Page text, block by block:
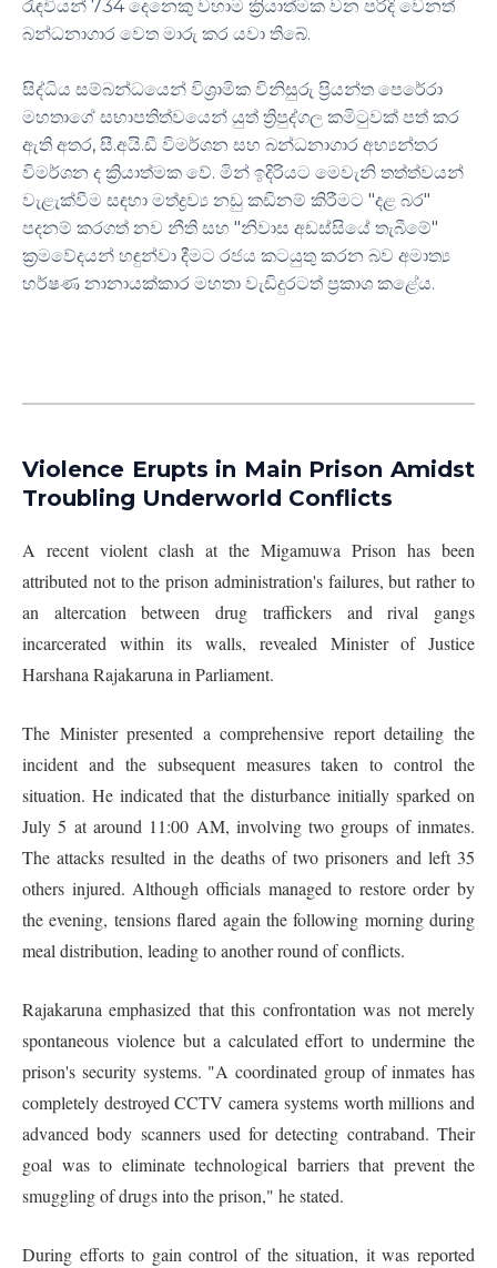
රැඳවියන් 734 දෙනෙකු වහාම ක්‍රියාත්මක වන පරිදි වෙනත්
බන්ධනාගාර වෙත මාරු කර යවා තිබේ.
සිද්ධිය සම්බන්ධයෙන් විශ්‍රාමික විනිසුරු ප්‍රියන්ත පෙරේරා
මහතාගේ සභාපතිත්වයෙන් යුත් ත්‍රිපුද්ගල කමිටුවක් පත් කර
ඇති අතර, සී.අයි.ඩී විමර්ශන සහ බන්ධනාගාර අභ්‍යන්තර
විමර්ශන ද ක්‍රියාත්මක වේ. මින් ඉදිරියට මෙවැනි තත්ත්වයන්
වැළැක්වීම සඳහා මත්ද්‍රව්‍ය නඩු කඩිනම් කිරීමට "දළ බර"
පදනම් කරගත් නව නීති සහ "නිවාස අඩස්සියේ තැබීමේ"
ක්‍රමවේදයන් හඳුන්වා දීමට රජය කටයුතු කරන බව අමාත්‍ය
හර්ෂණ නානායක්කාර මහතා වැඩිදුරටත් ප්‍රකාශ කළේය.
Violence Erupts in Main Prison Amidst
Troubling Underworld Conflicts
A recent violent clash at the Migamuwa Prison has been
attributed not to the prison administration's failures, but rather to
an altercation between drug traffickers and rival gangs
incarcerated within its walls, revealed Minister of Justice
Harshana Rajakaruna in Parliament.
The Minister presented a comprehensive report detailing the
incident and the subsequent measures taken to control the
situation. He indicated that the disturbance initially sparked on
July 5 at around 11:00 AM, involving two groups of inmates.
The attacks resulted in the deaths of two prisoners and left 35
others injured. Although officials managed to restore order by
the evening, tensions flared again the following morning during
meal distribution, leading to another round of conflicts.
Rajakaruna emphasized that this confrontation was not merely
spontaneous violence but a calculated effort to undermine the
prison's security systems. "A coordinated group of inmates has
completely destroyed CCTV camera systems worth millions and
advanced body scanners used for detecting contraband. Their
goal was to eliminate technological barriers that prevent the
smuggling of drugs into the prison," he stated.
During efforts to gain control of the situation, it was reported